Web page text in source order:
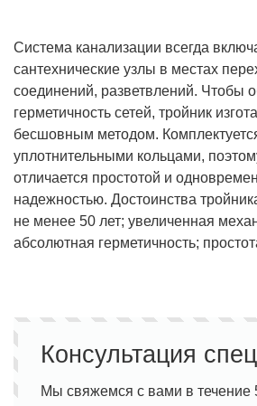
Система канализации всегда
сантехнические узлы в местах
соединений, разветвлений. Чтобы
герметичность сетей, тройник
бесшовным методом.
уплотнительными кольцами,
отличается простотой и
надежностью. Достоинства
не менее 50 лет; увеличенная
абсолютная герметичность;
Консультация
Мы свяжемся с вами в течение